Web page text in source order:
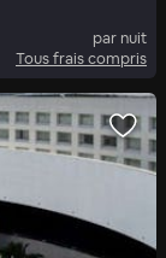
par nuit
Tous frais compris